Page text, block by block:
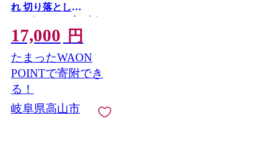
れ 切り落とし
1kg（200g×5パック）|
訳あり 牛肉 便利なこ
ま肉 肉じゃが 小分け
肉料理 ブランド牛肉
不揃い 人気牛肉 国産
牛肉 お取り寄せ グル
メ おすすめ牛肉 飛騨
牛 牛肉 切り落とし 小
17,000 円
たまったWAON
POINTで寄附でき
る！
岐阜県高山市